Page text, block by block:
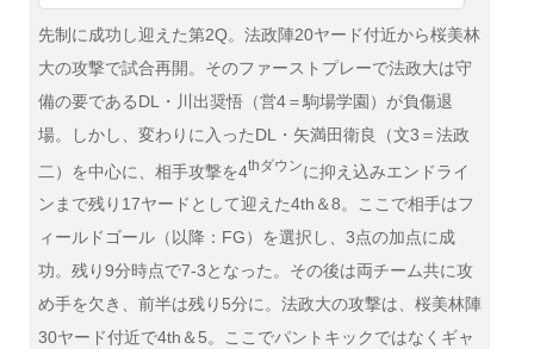
先制に成功し迎えた第2Q。法政陣20ヤード付近から桜美林
大の攻撃で試合再開。そのファーストプレーで法政大は守
備の要であるDL・川出奨悟（営4＝駒場学園）が負傷退
場。しかし、変わりに入ったDL・矢満田衛良（文3＝法政
二）を中心に、相手攻撃を4thダウンに抑え込みエンドライ
ンまで残り17ヤードとして迎えた4th＆8。ここで相手はフ
ィールドゴール（以降：FG）を選択し、3点の加点に成
功。残り9分時点で7-3となった。その後は両チーム共に攻
め手を欠き、前半は残り5分に。法政大の攻撃は、桜美林陣
30ヤード付近で4th＆5。ここでパントキックではなくギャ